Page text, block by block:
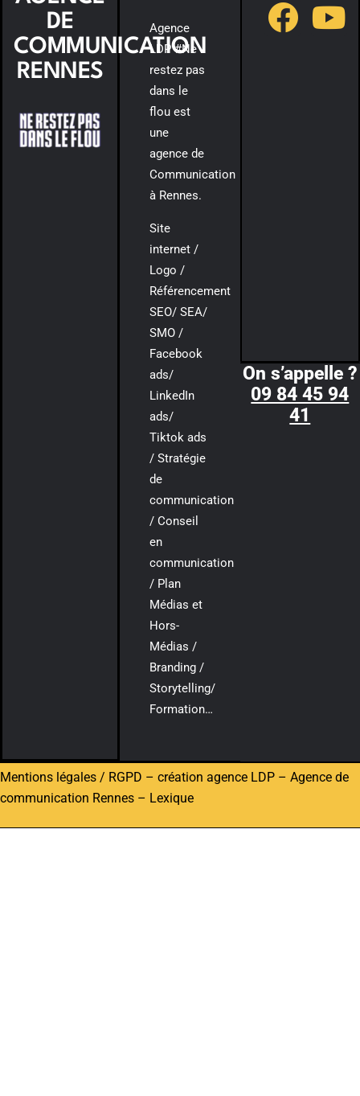
DE
COMMUNICATION
RENNES
Agence
LDP #Ne
restez pas
dans le
flou est
une
agence de
Communication
à Rennes.
Site
internet /
Logo /
Référencement
SEO/ SEA/
SMO /
Facebook
ads/
LinkedIn
ads/
Tiktok ads
/ Stratégie
de
communication
/ Conseil
en
communication
/ Plan
Médias et
Hors-
Médias /
Branding /
Storytelling/
Formation…
On s’appelle ?
09 84 45 94
41
Mentions légales / RGPD – création agence LDP – Agence de
communication Rennes – Lexique